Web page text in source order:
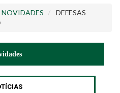
NOVIDADES
DEFESAS